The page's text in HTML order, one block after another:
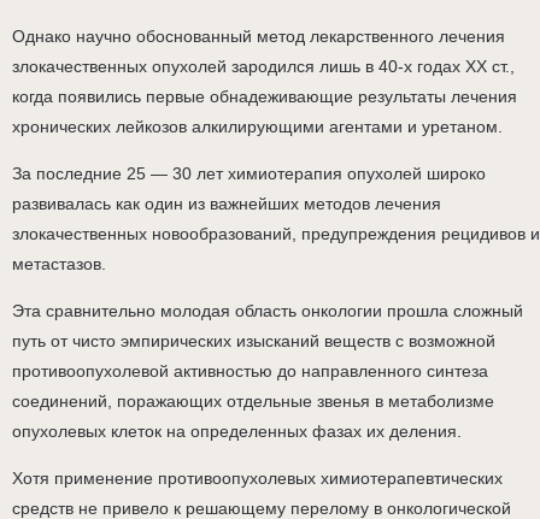
Однако научно обоснованный метод лекарственного лечения
злокачественных опухолей зародился лишь в 40-х годах XX ст.,
когда появились первые обнадеживающие результаты лечения
хронических лейкозов алкилирующими агентами и уретаном.
За последние 25 — 30 лет химиотерапия опухолей широко
развивалась как один из важнейших методов лечения
злокачественных новообразований, предупреждения рецидивов и
метастазов.
Эта сравнительно молодая область онкологии прошла сложный
путь от чисто эмпирических изысканий веществ с возможной
противоопухолевой активностью до направленного синтеза
соединений, поражающих отдельные звенья в метаболизме
опухолевых клеток на определенных фазах их деления.
Хотя применение противоопухолевых химиотерапевтических
средств не привело к решающему перелому в онкологической